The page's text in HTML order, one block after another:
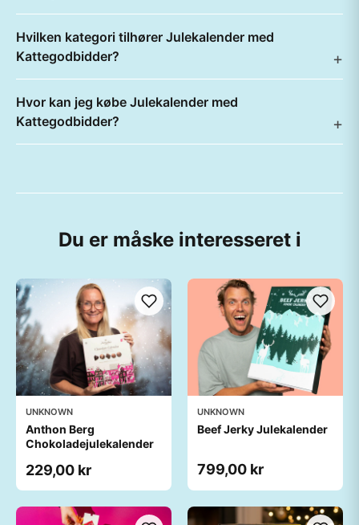
Hvilken kategori tilhører Julekalender med
Kattegodbidder?
Hvor kan jeg købe Julekalender med
Kattegodbidder?
Du er måske interesseret i
UNKNOWN
Anthon Berg
Chokoladejulekalender
229,00 kr
UNKNOWN
Beef Jerky Julekalender
799,00 kr